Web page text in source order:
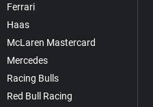
Ferrari
Haas
McLaren Mastercard
Mercedes
Racing Bulls
Red Bull Racing